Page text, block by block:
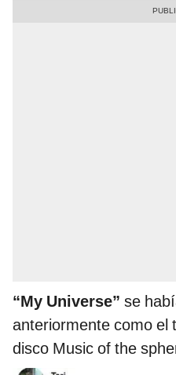
“My Universe” se
anteriormente como el
disco Music of the